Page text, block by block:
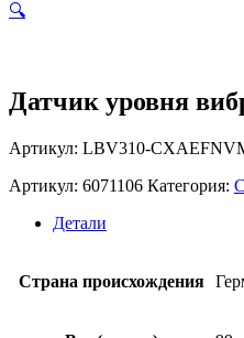
🔍
Датчик уровня
Артикул: LBV310-
Артикул: 6071106 Категория:
Детали
Страна происхождения